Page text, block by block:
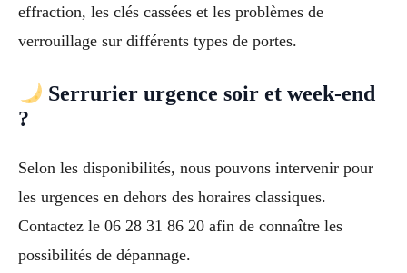
effraction, les clés cassées et les problèmes de
verrouillage sur différents types de portes.
Serrurier urgence soir et week-end
?
Selon les disponibilités, nous pouvons intervenir pour
les urgences en dehors des horaires classiques.
Contactez le 06 28 31 86 20 afin de connaître les
possibilités de dépannage.